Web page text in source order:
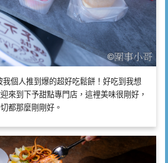
我個人推到爆的超好吃鬆餅！好吃到我想
來到下予甜點專門店，這裡美味很剛好，
都那麼剛剛好。